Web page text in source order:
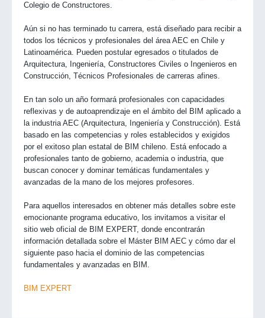
Colegio de Constructores.
Aún si no has terminado tu carrera, está diseñado para recibir a
todos los técnicos y profesionales del área AEC en Chile y
Latinoamérica. Pueden postular egresados o titulados de
Arquitectura, Ingeniería, Constructores Civiles o Ingenieros en
Construcción, Técnicos Profesionales de carreras afines.
En tan solo un año formará profesionales con capacidades
reflexivas y de autoaprendizaje en el ámbito del BIM aplicado a
la industria AEC (Arquitectura, Ingeniería y Construcción). Está
basado en las competencias y roles establecidos y exigidos
por el exitoso plan estatal de BIM chileno. Está enfocado a
profesionales tanto de gobierno, academia o industria, que
buscan conocer y dominar temáticas fundamentales y
avanzadas de la mano de los mejores profesores.
Para aquellos interesados en obtener más detalles sobre este
emocionante programa educativo, los invitamos a visitar el
sitio web oficial de BIM EXPERT, donde encontrarán
información detallada sobre el Máster BIM AEC y cómo dar el
siguiente paso hacia el dominio de las competencias
fundamentales y avanzadas en BIM.
BIM EXPERT